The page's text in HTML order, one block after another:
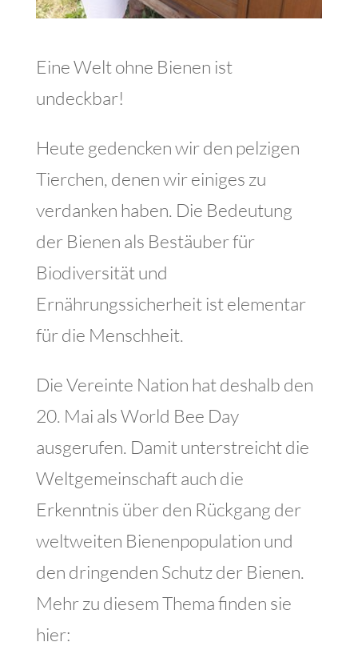
Eine Welt ohne Bienen ist
undeckbar!
Heute gedencken wir den pelzigen
Tierchen, denen wir einiges zu
verdanken haben. Die Bedeutung
der Bienen als Bestäuber für
Biodiversität und
Ernährungssicherheit ist elementar
für die Menschheit.
Die Vereinte Nation hat deshalb den
20. Mai als World Bee Day
ausgerufen. Damit unterstreicht die
Weltgemeinschaft auch die
Erkenntnis über den Rückgang der
weltweiten Bienenpopulation und
den dringenden Schutz der Bienen.
Mehr zu diesem Thema finden sie
hier: